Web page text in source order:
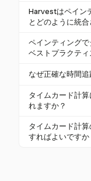
追跡することが
求とプロジェク
はい、Harvest
ることで複数
ンティング請
Harvestはペイン
とどのように統
Harvestは、各
跡することで
費と調整し、
す。
ペインティング
ベストプラクティ
ベストプラクテ
が含まれます。
で、労働配分を
を改善します。
なぜ正確な時間
正確な時間追
最適化、プロ
もりに役立ちま
タイムカード計
れますか？
休憩と残業は
区別する必要が
タイムカード計
すればよいですか